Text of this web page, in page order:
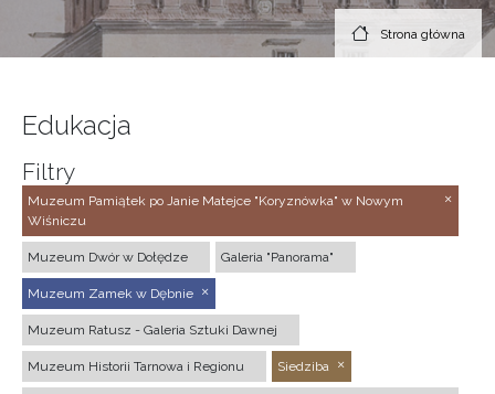
Strona główna
Edukacja
Filtry
Muzeum Pamiątek po Janie Matejce "Koryznówka" w Nowym
Wiśniczu
Muzeum Dwór w Dołędze Galeria "Panorama"
Muzeum Zamek w Dębnie
Muzeum Ratusz - Galeria Sztuki Dawnej
Muzeum Historii Tarnowa i Regionu Siedziba